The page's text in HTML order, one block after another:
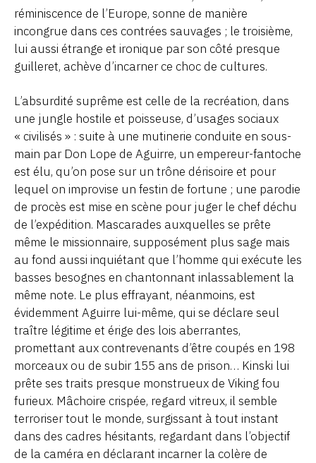
réminiscence de l’Europe, sonne de manière
incongrue dans ces contrées sauvages ; le troisième,
lui aussi étrange et ironique par son côté presque
guilleret, achève d’incarner ce choc de cultures.
L’absurdité suprême est celle de la recréation, dans
une jungle hostile et poisseuse, d’usages sociaux
« civilisés » : suite à une mutinerie conduite en sous-
main par Don Lope de Aguirre, un empereur-fantoche
est élu, qu’on pose sur un trône dérisoire et pour
lequel on improvise un festin de fortune ; une parodie
de procès est mise en scène pour juger le chef déchu
de l’expédition. Mascarades auxquelles se prête
même le missionnaire, supposément plus sage mais
au fond aussi inquiétant que l’homme qui exécute les
basses besognes en chantonnant inlassablement la
même note. Le plus effrayant, néanmoins, est
évidemment Aguirre lui-même, qui se déclare seul
traître légitime et érige des lois aberrantes,
promettant aux contrevenants d’être coupés en 198
morceaux ou de subir 155 ans de prison… Kinski lui
prête ses traits presque monstrueux de Viking fou
furieux. Mâchoire crispée, regard vitreux, il semble
terroriser tout le monde, surgissant à tout instant
dans des cadres hésitants, regardant dans l’objectif
de la caméra en déclarant incarner la colère de